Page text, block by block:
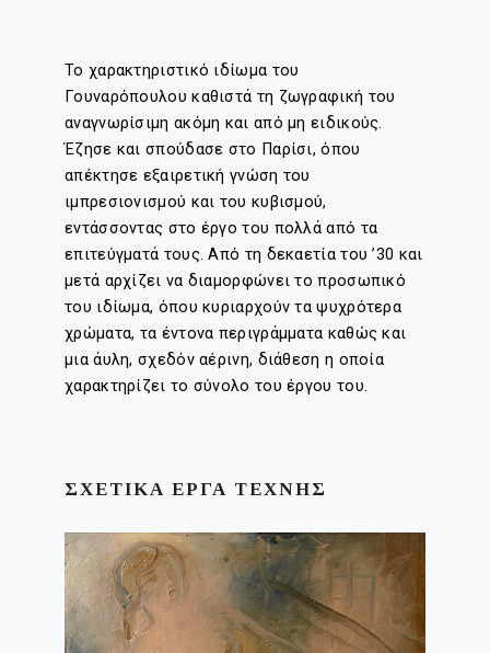
Το χαρακτηριστικό ιδίωμα του
Γουναρόπουλου καθιστά τη ζωγραφική του
αναγνωρίσιμη ακόμη και από μη ειδικούς.
Έζησε και σπούδασε στο Παρίσι, όπου
απέκτησε εξαιρετική γνώση του
ιμπρεσιονισμού και του κυβισμού,
εντάσσοντας στο έργο του πολλά από τα
επιτεύγματά τους. Από τη δεκαετία του ’30 και
μετά αρχίζει να διαμορφώνει το προσωπικό
του ιδίωμα, όπου κυριαρχούν τα ψυχρότερα
χρώματα, τα έντονα περιγράμματα καθώς και
μια άυλη, σχεδόν αέρινη, διάθεση η οποία
χαρακτηρίζει το σύνολο του έργου του.
ΣΧΕΤΙΚΑ ΕΡΓΑ ΤΕΧΝΗΣ